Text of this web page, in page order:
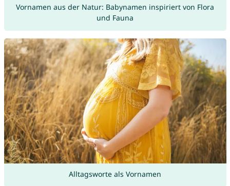
Vornamen aus der Natur: Babynamen inspiriert von Flora
und Fauna
Alltagsworte als Vornamen